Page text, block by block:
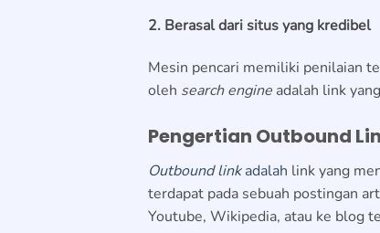
2. Berasal dari situs yang kredibel
Mesin pencari memiliki penilaian
oleh search engine adalah link
Pengertian Outbound
Outbound linkadalah link yang
terdapat pada sebuah postingan
Youtube, Wikipedia, atau ke blog